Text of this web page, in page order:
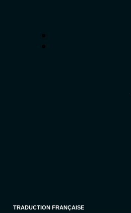
TRADUCTION FRANÇAISE